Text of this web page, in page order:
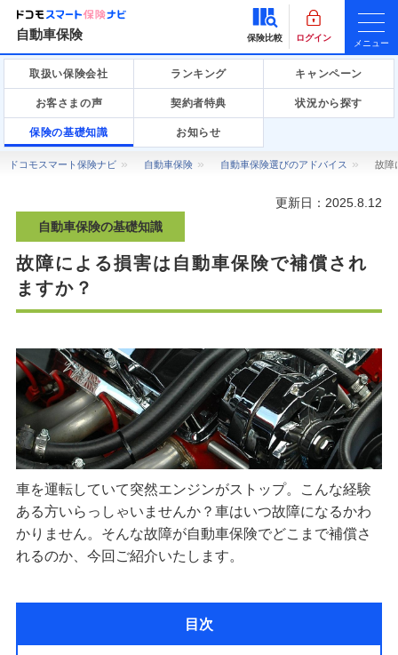
自動車保険 保険比較 ログイン
メニュー
取扱い保険会社 ランキング キャンペーン
お客さまの声 契約者特典 状況から探す
保険の基礎知識 お知らせ
ドコモスマート保険ナビ 自動車保険 自動車保険選びのアドバイス 故障
更新日：2025.8.12
自動車保険の基礎知識
故障による損害は自動車保険で補償され
ますか？
車を運転していて突然エンジンがストップ。こんな経験
ある方いらっしゃいませんか？車はいつ故障になるかわ
かりません。そんな故障が自動車保険でどこまで補償さ
れるのか、今回ご紹介いたします。
目次